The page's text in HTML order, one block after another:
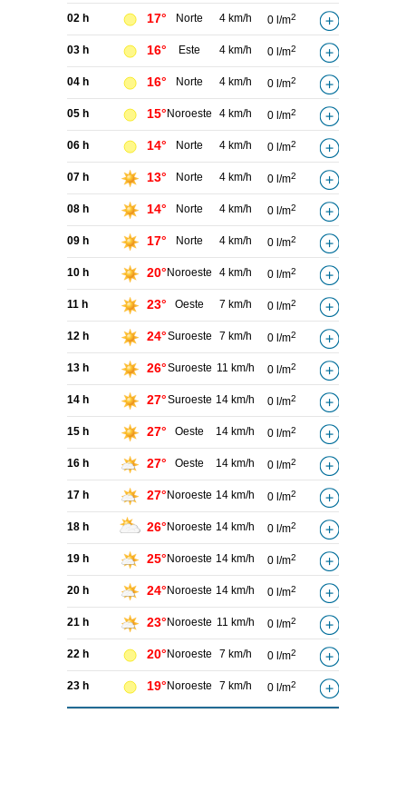
02 h 17° Norte 4 km/h 0 l/m2
03 h 16° Este 4 km/h 0 l/m2
04 h 16° Norte 4 km/h 0 l/m2
05 h 15° Noroeste 4 km/h 0 l/m2
06 h 14° Norte 4 km/h 0 l/m2
07 h 13° Norte 4 km/h 0 l/m2
08 h 14° Norte 4 km/h 0 l/m2
09 h 17° Norte 4 km/h 0 l/m2
10 h 20° Noroeste 4 km/h 0 l/m2
11 h 23° Oeste 7 km/h 0 l/m2
12 h 24°Suroeste 7 km/h 0 l/m2
13 h 26°Suroeste 11 km/h 0 l/m2
14 h 27°Suroeste 14 km/h 0 l/m2
15 h 27° Oeste 14 km/h 0 l/m2
16 h 27° Oeste 14 km/h 0 l/m2
17 h 27° Noroeste 14 km/h 0 l/m2
18 h 26° Noroeste 14 km/h 0 l/m2
19 h 25° Noroeste 14 km/h 0 l/m2
20 h 24° Noroeste 14 km/h 0 l/m2
21 h 23° Noroeste 11 km/h 0 l/m2
22 h 20° Noroeste 7 km/h 0 l/m2
23 h 19° Noroeste 7 km/h 0 l/m2